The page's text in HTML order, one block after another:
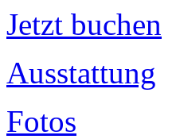
Jetzt buchen
Ausstattung
Fotos